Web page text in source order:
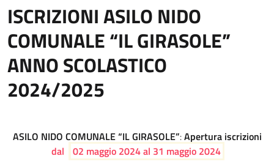
ISCRIZIONI ASILO NIDO
COMUNALE “IL GIRASOLE”
ANNO SCOLASTICO
2024/2025
ASILO NIDO COMUNALE “IL GIRASOLE”:Apertura iscrizioni
dal
02 maggio 2024 al 31 maggio 2024